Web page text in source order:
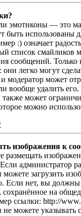
эмотиконы — это
быть использованы
:) означает
список смайликов
сообщений. Только
они легко могут
модератор может
вообще удалить
может
можно
изображения к
размещать
администратор
загрузить
Если нет, вы должны
сохранённое на
ссылки: http://
можете указывать